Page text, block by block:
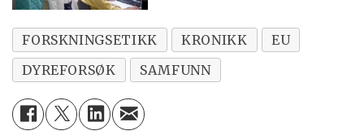
FORSKNINGSETIKK KRONIKK
EU
DYREFORSØK
SAMFUNN